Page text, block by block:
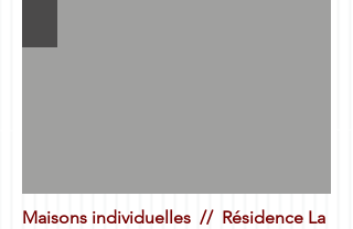
Maisons individuelles // Résidence La